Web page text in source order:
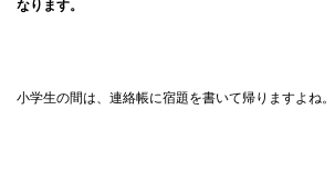
なります。
小学生の間は、連絡帳に宿題を書いて帰りますよね。